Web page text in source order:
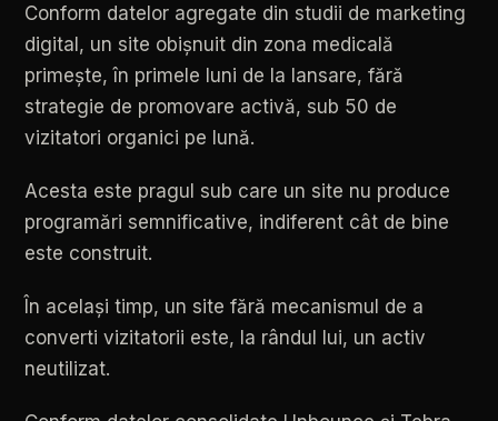
Conform datelor agregate din studii de marketing
digital, un site obișnuit din zona medicală
primește, în primele luni de la lansare, fără
strategie de promovare activă, sub 50 de
vizitatori organici pe lună.
Acesta este pragul sub care un site nu produce
programări semnificative, indiferent cât de bine
este construit.
În același timp, un site fără mecanismul de a
converti vizitatorii este, la rândul lui, un activ
neutilizat.